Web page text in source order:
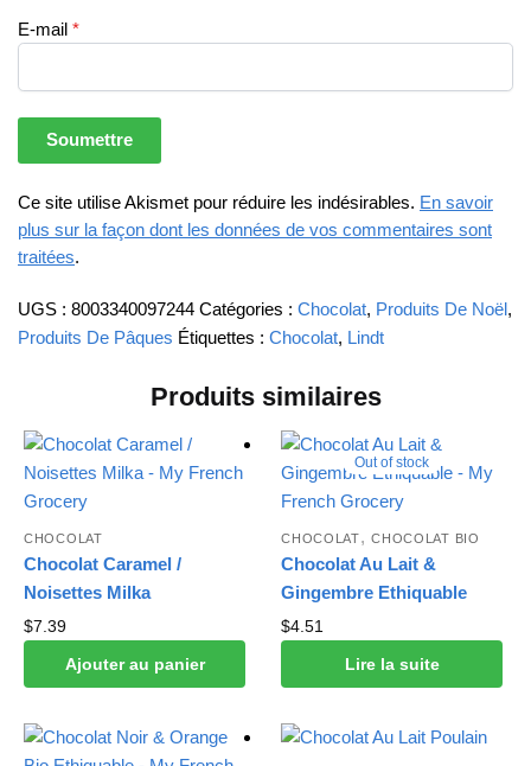
E-mail *
Ce site utilise Akismet pour réduire les indésirables. En savoir
plus sur la façon dont les données de vos commentaires sont
traitées.
UGS : 8003340097244 Catégories : Chocolat, Produits De Noël,
Produits De Pâques Étiquettes : Chocolat, Lindt
Produits similaires
CHOCOLAT
Chocolat Caramel /
Noisettes Milka
$7.39
Ajouter au panier
Out of stock
CHOCOLAT,CHOCOLAT BIO
Chocolat Au Lait &
Gingembre Ethiquable
$4.51
Lire la suite